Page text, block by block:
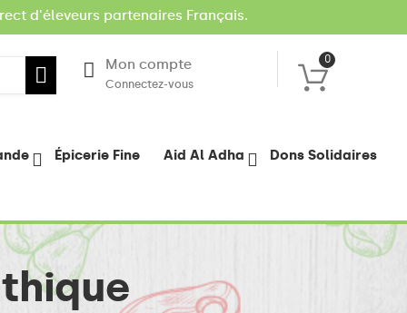
d'éleveurs partenaires Français.
Mon compte
Connectez-vous
0
Épicerie Fine Aid Al Adha Dons Solidaires